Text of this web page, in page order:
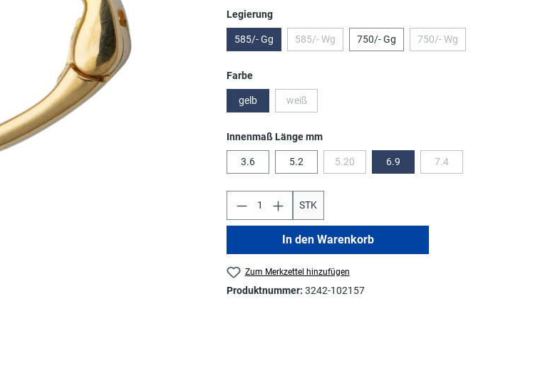
Legierungauswählen
585/- Gg 585/- Wg(Diese Option ist zurzeit nicht verfügbar.)
750/- Gg 750/- Wg(Diese Option ist zurzeit
Farbeauswählen
gelb weiß(Diese Option ist zurzeit nicht verfügbar.)
Innenmaß Länge mmauswählen
3.6 5.2 5.20(Diese Option ist zurzeit nicht verfügbar.)
6.9 7.4(Diese Option ist zurzeit
STK
In den Warenkorb
Zum Merkzettel hinzufügen
Produktnummer:3242-102157